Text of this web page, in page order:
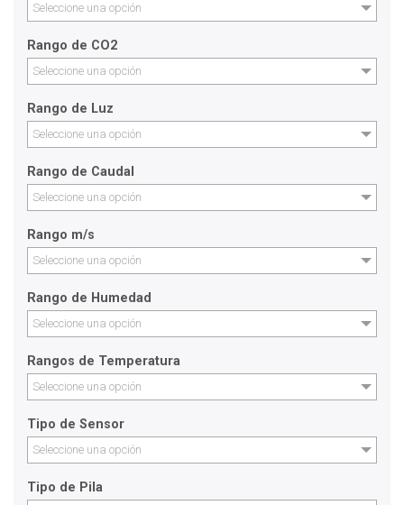
Seleccione una opción
Rango de CO2
Seleccione una opción
Rango de Luz
Seleccione una opción
Rango de Caudal
Seleccione una opción
Rango m/s
Seleccione una opción
Rango de Humedad
Seleccione una opción
Rangos de Temperatura
Seleccione una opción
Tipo de Sensor
Seleccione una opción
Tipo de Pila